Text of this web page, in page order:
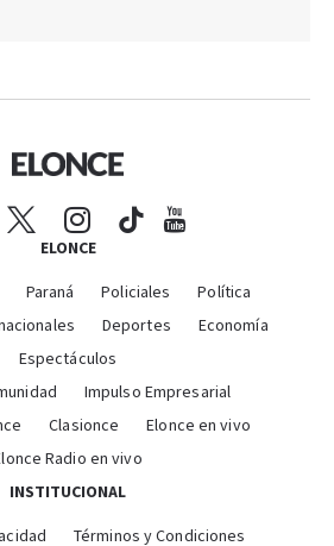
ELONCE
Paraná Policiales
Política
Deportes
Economía
Espectáculos
Impulso Empresarial
Clasionce
Elonce en vivo
Radio en vivo
INSTITUCIONAL
Términos y Condiciones